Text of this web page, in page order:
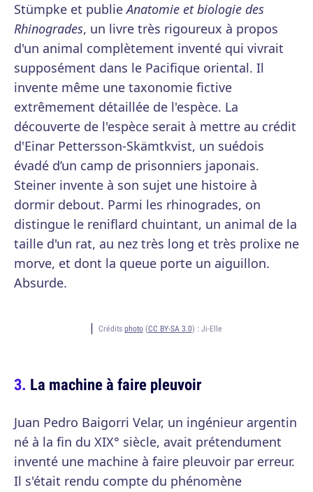
Stümpke et publieAnatomie et biologie des
Rhinogrades, un livre très rigoureux à propos
d'un animal complètement inventé qui vivrait
supposément dans le Pacifique oriental. Il
invente même une taxonomie fictive
extrêmement détaillée de l'espèce. La
découverte de l'espèce serait à mettre au crédit
d'Einar Pettersson-Skämtkvist, un suédois
évadé d’un camp de prisonniers japonais.
Steiner invente à son sujet une histoire à
dormir debout. Parmi les rhinogrades, on
distingue le reniflard chuintant, un animal de la
taille d'un rat, au nez très long et très prolixe ne
morve, et dont la queue porte un aiguillon.
Absurde.
Crédits photo(CC BY-SA 3.0) : Ji-Elle
La machine à faire pleuvoir
Juan Pedro Baigorri Velar, un ingénieur argentin
né à la fin du XIX° siècle, avait prétendument
inventé une machine à faire pleuvoir par erreur.
Il s'était rendu compte du phénomène